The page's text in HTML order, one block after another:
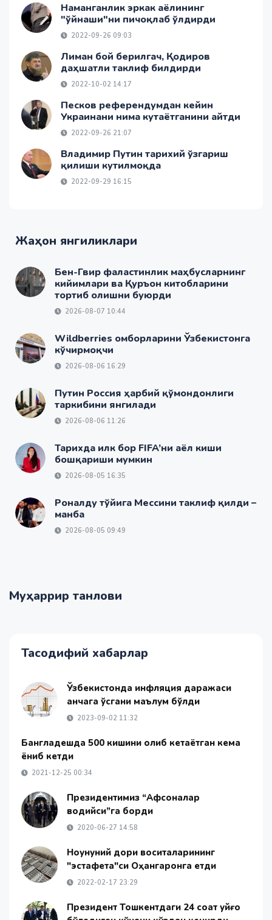
Наманганлик эркак аёлининг
"ўйнаши"ни пичоқлаб ўлдирди
2022-09-26 09:03
Лиман бой берилгач, Қодиров
даҳшатли таклиф билдирди
2022-10-02 14:17
Песков референдумдан кейин
Украинани нима кутаётганини айтди
2022-09-26 21:07
Владимир Путин тарихий ўзгариш
қилиши кутилмоқда
2022-09-29 16:15
Жаҳон янгиликлари
Бен-Гвир фаластинлик маҳбусларнинг
кийимлари ва Қуръон китобларини
тортиб олишни буюрди
2026-08-07 10:44
Wildberries омборларини Ўзбекистонга
кўчирмоқчи
2026-08-06 16:29
Путин Россия ҳарбий қўмондонлиги
таркибини янгилади
2026-08-06 11:26
Тарихда илк бор FIFA’ни аёл киши
бошқариши мумкин
2026-08-05 16:35
Роналду тўйига Мессини таклиф қилди –
манба
2026-08-05 09:49
Муҳаррир танлови
Тасодифий хабарлар
Ўзбекистонда инфляция даражаси
қанчага ўсгани маълум бўлди
2023-09-02 11:32
Бангладешда 500 кишини олиб кетаётган кема
ёниб кетди
2021-12-25 00:34
Президентимиз “Афсоналар
водийси”га борди
2020-06-27 14:58
Ноқунуний дори воситаларининг
"эстафета"си Оҳангаронга етди
2022-02-17 23:29
Президент Тошкентдаги 24 соат уйғоқ